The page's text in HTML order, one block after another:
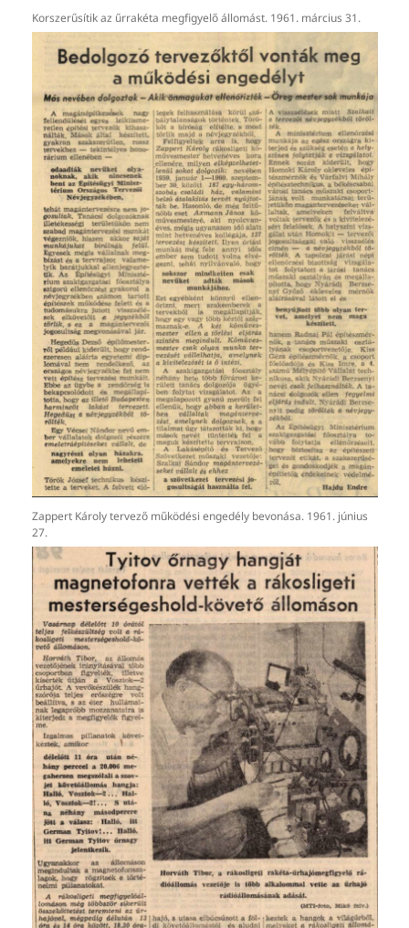
Korszerűsítik az űrrakéta megfigyelő állomást. 1961. március 31.
Zappert Károly tervező működési engedély bevonása. 1961. június
27.